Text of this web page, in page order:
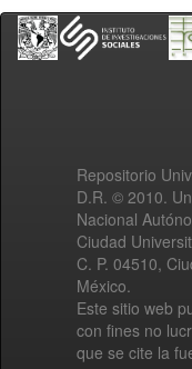
Repositorio
D.R. © 2010.
Nacional
Ciudad
C. P. 04510,
México.
Este sitio web
con fines no
que se cite la